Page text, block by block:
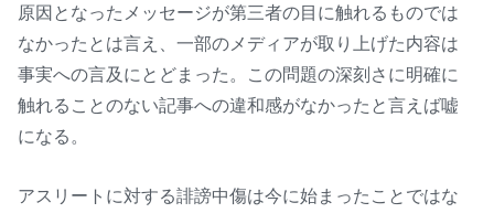
原因となったメッセージが第三者の目に触れるものでは
なかったとは言え、一部のメディアが取り上げた内容は
事実への言及にとどまった。この問題の深刻さに明確に
触れることのない記事への違和感がなかったと言えば嘘
になる。
アスリートに対する誹謗中傷は今に始まったことではな